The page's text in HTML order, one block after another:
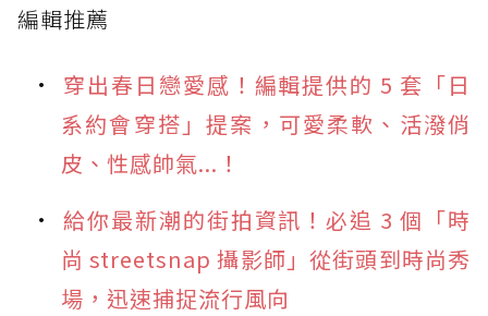
編輯推薦
穿出春日戀愛感！編輯提供的 5 套「日
系約會穿搭」提案，可愛柔軟、活潑俏
皮、性感帥氣...！
給你最新潮的街拍資訊！必追 3 個「時
尚 streetsnap 攝影師」從街頭到時尚秀
場，迅速捕捉流行風向